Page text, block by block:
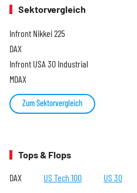
Sektorvergleich
Infront Nikkei 225
DAX
Infront USA 30 Industrial
MDAX
Zum Sektorvergleich
Tops & Flops
DAX US Tech 100 US 30